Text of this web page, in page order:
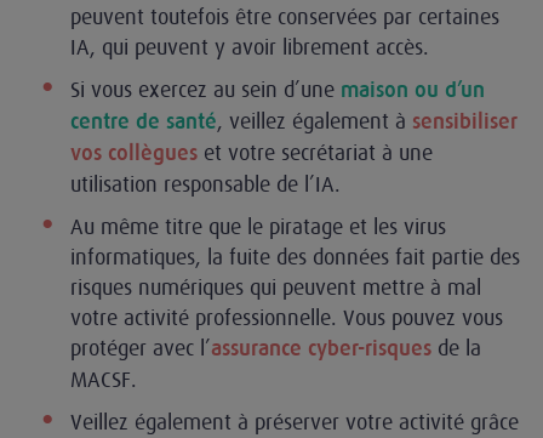
peuvent toutefois être conservées par certaines
IA, qui peuvent y avoir librement accès.
Si vous exercez au sein d’une maison ou d’un
centre de santé, veillez également à sensibiliser
vos collègues et votre secrétariat à une
utilisation responsable de l’IA.
Au même titre que le piratage et les virus
informatiques, la fuite des données fait partie des
risques numériques qui peuvent mettre à mal
votre activité professionnelle. Vous pouvez vous
protéger avec l’assurance cyber-risques de la
MACSF.
Veillez également à préserver votre activité grâce